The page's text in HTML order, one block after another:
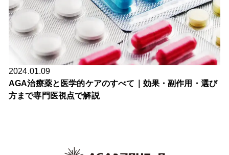
2024.01.09
AGA治療薬と医学的ケアのすべて｜効果・副作用・選び
方まで専門医視点で解説